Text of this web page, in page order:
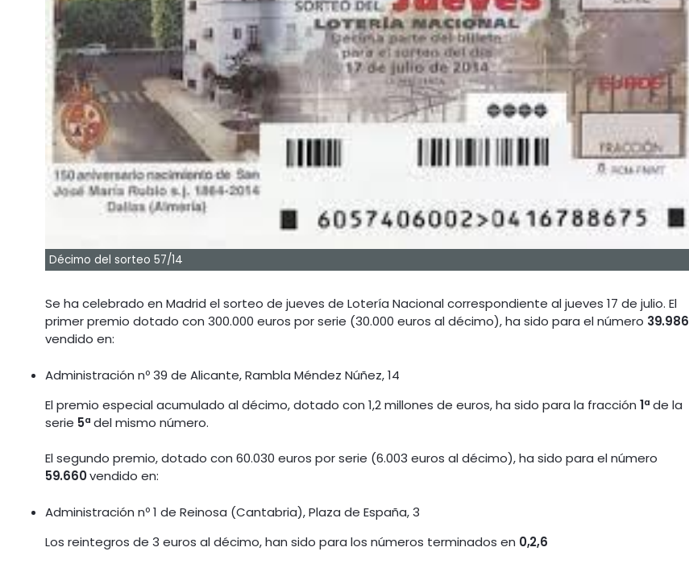
Décimo del sorteo 57/14
Se ha celebrado en Madrid el sorteo de jueves de Lotería Nacional correspondiente al jueves 17 de julio. El
primer premio dotado con 300.000 euros por serie (30.000 euros al décimo), ha sido para el número 39.986
vendido en:
Administración nº 39 de Alicante, Rambla Méndez Núñez, 14
El premio especial acumulado al décimo, dotado con 1,2 millones de euros, ha sido para la fracción1ªde la
serie 5ªdel mismo número.
El segundo premio, dotado con 60.030 euros por serie (6.003 euros al décimo), ha sido para el número
59.660vendido en:
Administración nº 1 de Reinosa (Cantabria), Plaza de España, 3
Los reintegros de 3 euros al décimo, han sido para los números terminados en 0,2,6